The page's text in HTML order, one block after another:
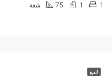
1
1
75 شقة
للبيع